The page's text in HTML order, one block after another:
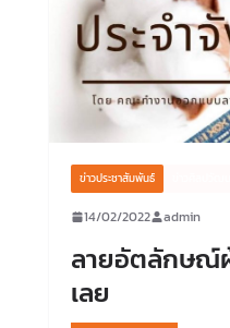
ข่าวประชาสัมพันธ์
14/02/2022 admin
ลายอัตลักษณ์
เลย